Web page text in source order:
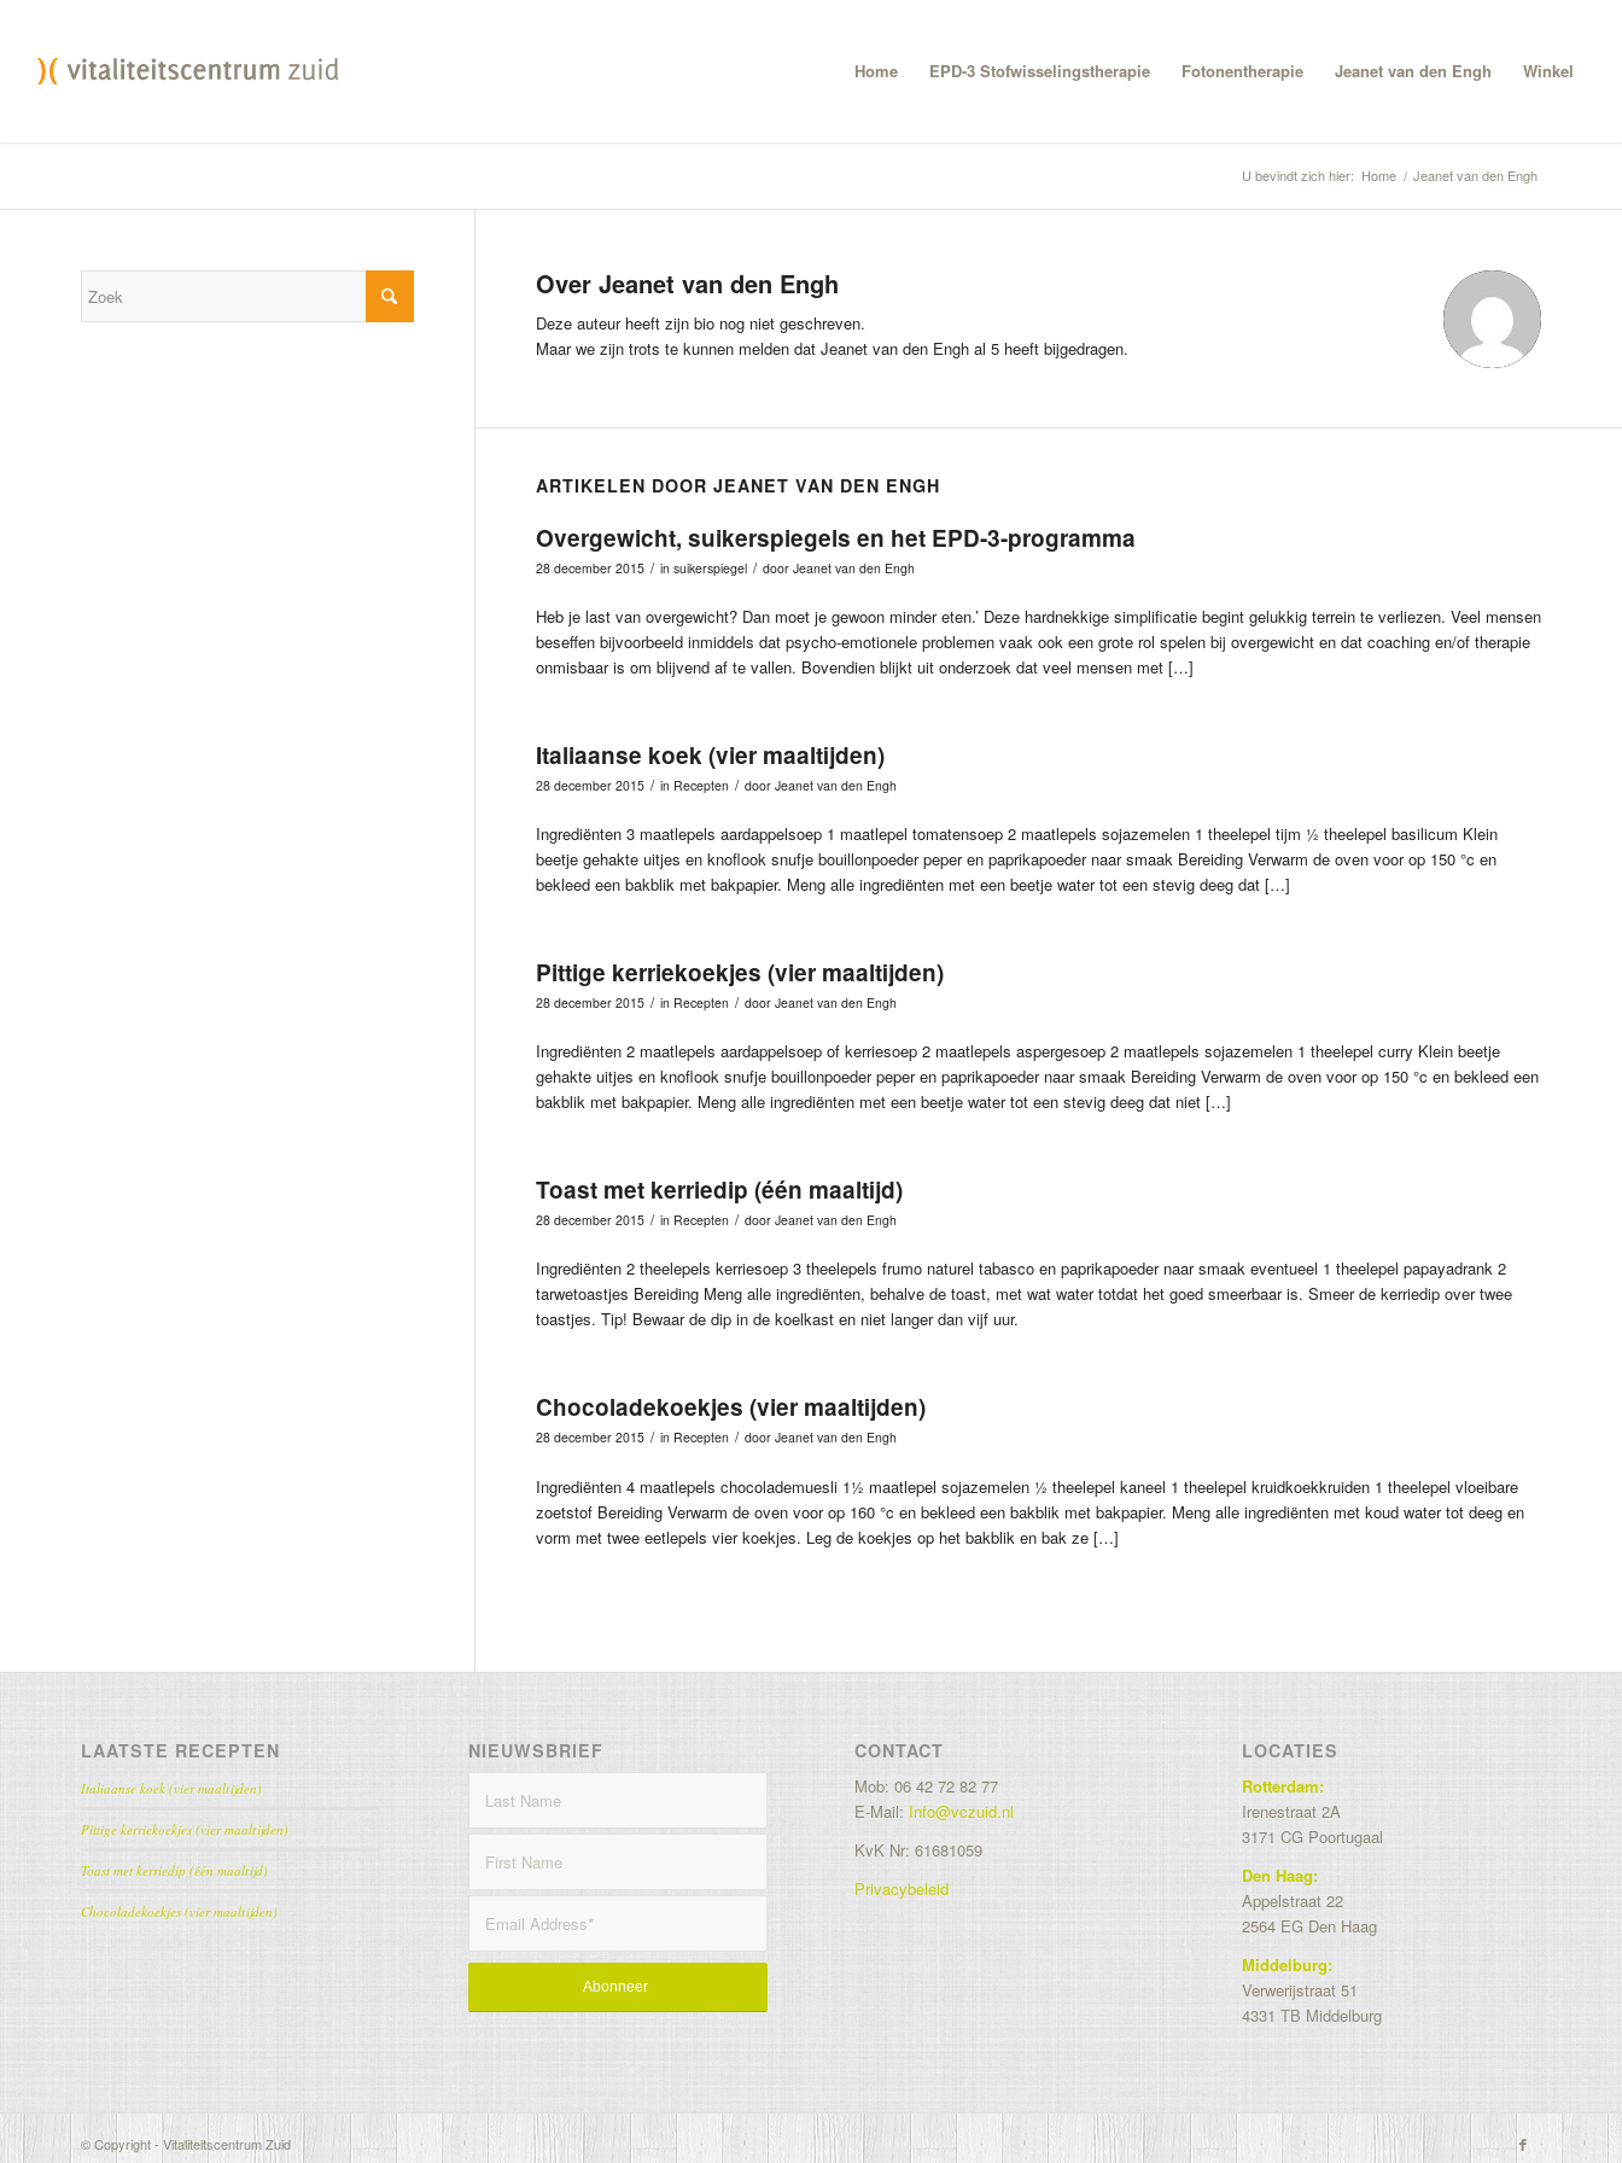
Home EPD-3 Stofwisselingstherapie Fotonentherapie Jeanet van den Engh Winkel
U bevindt zich hier: Home / Jeanet van den Engh
Over Jeanet van den Engh
Deze auteur heeft zijn bio nog niet geschreven.
Maar we zijn trots te kunnen melden dat Jeanet van den Enghal 5 heeft bijgedragen.
ARTIKELEN DOOR JEANET VAN DEN ENGH
Overgewicht, suikerspiegels en het EPD-3-programma
28 december 2015 / in suikerspiegel / door Jeanet van den Engh
Heb je last van overgewicht? Dan moet je gewoon minder eten.’ Deze hardnekkige simplificatie begint gelukkig terrein te verliezen. Veel mensen
beseffen bijvoorbeeld inmiddels dat psycho-emotionele problemen vaak ook een grote rol spelen bij overgewicht en dat coaching en/of therapie
onmisbaar is om blijvend af te vallen. Bovendien blijkt uit onderzoek dat veel mensen met […]
Italiaanse koek (vier maaltijden)
28 december 2015 / in Recepten / door Jeanet van den Engh
Ingrediënten 3 maatlepels aardappelsoep 1 maatlepel tomatensoep 2 maatlepels sojazemelen 1 theelepel tijm ½ theelepel basilicum Klein
beetje gehakte uitjes en knoflook snufje bouillonpoeder peper en paprikapoeder naar smaak Bereiding Verwarm de oven voor op 150 °c en
bekleed een bakblik met bakpapier. Meng alle ingrediënten met een beetje water tot een stevig deeg dat […]
Pittige kerriekoekjes (vier maaltijden)
28 december 2015 / in Recepten / door Jeanet van den Engh
Ingrediënten 2 maatlepels aardappelsoep of kerriesoep 2 maatlepels aspergesoep 2 maatlepels sojazemelen 1 theelepel curry Klein beetje
gehakte uitjes en knoflook snufje bouillonpoeder peper en paprikapoeder naar smaak Bereiding Verwarm de oven voor op 150 °c en bekleed een
bakblik met bakpapier. Meng alle ingrediënten met een beetje water tot een stevig deeg dat niet […]
Toast met kerriedip (één maaltijd)
28 december 2015 / in Recepten / door Jeanet van den Engh
Ingrediënten 2 theelepels kerriesoep 3 theelepels frumo naturel tabasco en paprikapoeder naar smaak eventueel 1 theelepel papayadrank 2
tarwetoastjes Bereiding Meng alle ingrediënten, behalve de toast, met wat water totdat het goed smeerbaar is. Smeer de kerriedip over twee
toastjes. Tip! Bewaar de dip in de koelkast en niet langer dan vijf uur.
Chocoladekoekjes (vier maaltijden)
28 december 2015 / in Recepten / door Jeanet van den Engh
Ingrediënten 4 maatlepels chocolademuesli 1½ maatlepel sojazemelen ½ theelepel kaneel 1 theelepel kruidkoekkruiden 1 theelepel vloeibare
zoetstof Bereiding Verwarm de oven voor op 160 °c en bekleed een bakblik met bakpapier. Meng alle ingrediënten met koud water tot deeg en
vorm met twee eetlepels vier koekjes. Leg de koekjes op het bakblik en bak ze […]
LAATSTE RECEPTEN
Italiaanse koek (vier maaltijden)
Pittige kerriekoekjes (vier maaltijden)
Toast met kerriedip (één maaltijd)
Chocoladekoekjes (vier maaltijden)
NIEUWSBRIEF CONTACT
Mob: 06 42 72 82 77
E-Mail: Info@vczuid.nl
KvK Nr: 61681059
Privacybeleid
LOCATIES
Rotterdam:
Irenestraat 2A
3171 CG Poortugaal
Den Haag:
Appelstraat 22
2564 EG Den Haag
Middelburg:
Verwerijstraat 51
4331 TB Middelburg
© Copyright - Vitaliteitscentrum Zuid